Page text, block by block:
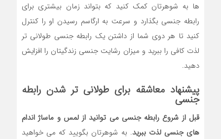
ها به شوهرتان کمک کنید که بتواند زمان بیشتری برای
رابطه جنسی بگذارد و سرعت به ارگاسم رسیدن او را کنترل
کنید تا هر دوی شما از داشتن یک رابطه جنسی طولانی تر
لذت کافی را ببرید و میزان رشایت جنسی زندگیتان را افزایش
دهید.
پیشنهاد معاشقه برای طولانی تر شدن رابطه
جنسی
قبل از شروع رابطه جنسی می توانید از لمس و ماساژ اندام
های جنسی لذت ببرید. به شوهرتان بگویید که می خواهید